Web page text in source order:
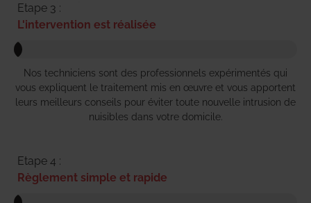
Etape 3 :
L'intervention est réalisée
Nos techniciens sont des professionnels expérimentés qui
vous expliquent le traitement mis en œuvre et vous apportent
leurs meilleurs conseils pour éviter toute nouvelle intrusion de
nuisibles dans votre domicile.
Etape 4 :
Règlement simple et rapide